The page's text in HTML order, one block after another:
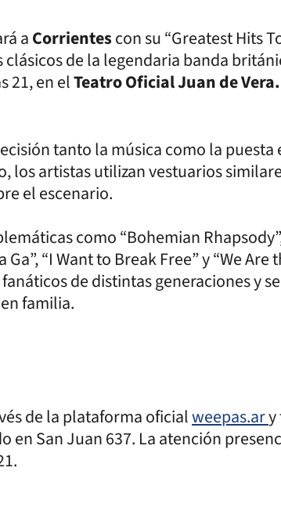
aCorrientescon su “Greatest Hits
de la legendaria banda
21, en elTeatro Oficial Juan de Vera.
tanto la música como la puesta
los artistas utilizan vestuarios
el escenario.
como “Bohemian
“I Want to Break Free” y “We Are
de distintas generaciones y
familia.
de la plataforma oficialweepas.ary
en San Juan 637. La atención